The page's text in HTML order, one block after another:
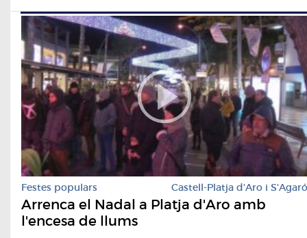
Festes populars Castell-Platja d'Aro i S'Agaró
Arrenca el Nadal a Platja d'Aro amb
l'encesa de llums